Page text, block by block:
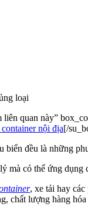
loại
quan này”
nội địa[/
biển đều là những
mà có thể ứng dụng
, xe tải hay
chất lượng hàng hóa